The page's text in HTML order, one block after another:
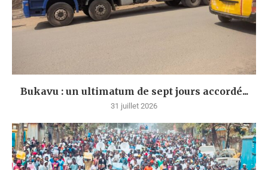
Bukavu : un ultimatum de sept jours accordé...
31 juillet 2026